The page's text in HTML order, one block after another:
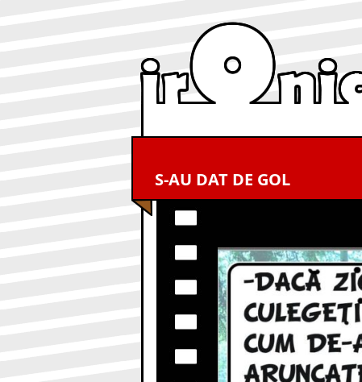
S-AU DAT DE GOL